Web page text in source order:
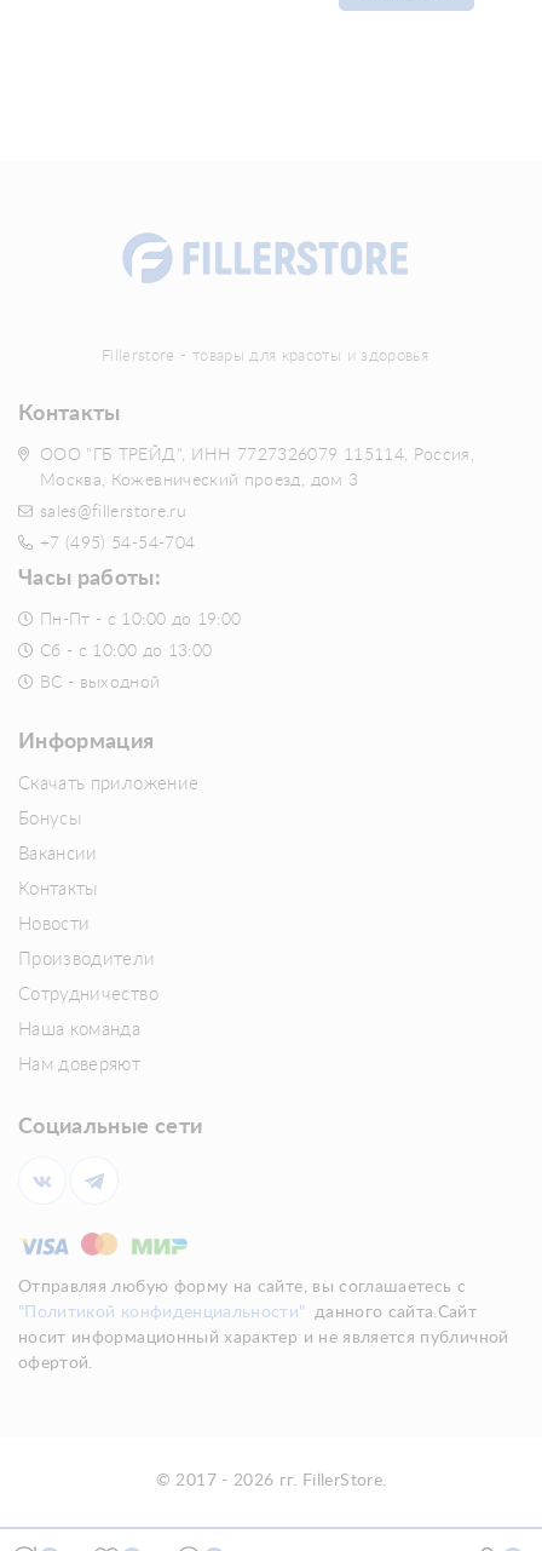
Fillerstore - товары для красоты и здоровья
Контакты
ООО "ГБ ТРЕЙД", ИНН 7727326079 115114, Россия,
Москва, Кожевнический проезд, дом 3
sales@fillerstore.ru
+7 (495) 54-54-704
Часы работы:
Пн-Пт - с 10:00 до 19:00
Сб - с 10:00 до 13:00
ВС - выходной
Информация
Скачать приложение
Бонусы
Вакансии
Контакты
Новости
Производители
Сотрудничество
Наша команда
Нам доверяют
Социальные сети
Отправляя любую форму на сайте, вы соглашаетесь с
"Политикой конфиденциальности"
данного сайта.Сайт
носит информационный характер и не является публичной
офертой.
© 2017 - 2026 гг. FillerStore.